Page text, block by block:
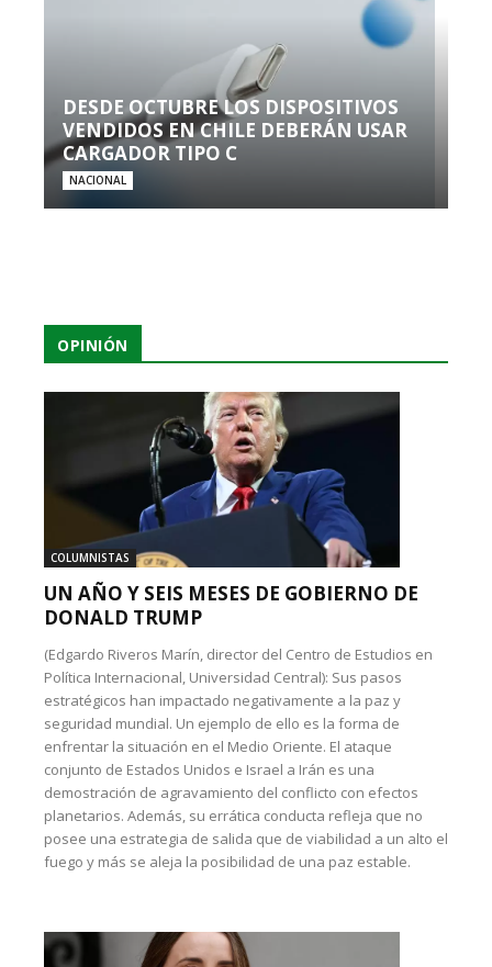
DESDE OCTUBRE LOS DISPOSITIVOS
VENDIDOS EN CHILE DEBERÁN USAR
CARGADOR TIPO C
NACIONAL
OPINIÓN
COLUMNISTAS
UN AÑO Y SEIS MESES DE GOBIERNO DE
DONALD TRUMP
(Edgardo Riveros Marín, director del Centro de Estudios en
Política Internacional, Universidad Central): Sus pasos
estratégicos han impactado negativamente a la paz y
seguridad mundial. Un ejemplo de ello es la forma de
enfrentar la situación en el Medio Oriente. El ataque
conjunto de Estados Unidos e Israel a Irán es una
demostración de agravamiento del conflicto con efectos
planetarios. Además, su errática conducta refleja que no
posee una estrategia de salida que de viabilidad a un alto el
fuego y más se aleja la posibilidad de una paz estable.